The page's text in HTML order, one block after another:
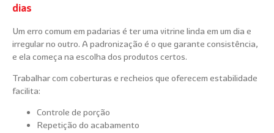
dias
Um erro comum em padarias é ter uma vitrine linda em um dia e
irregular no outro. A padronização é o que garante consistência,
e ela começa na escolha dos produtos certos.
Trabalhar com coberturas e recheios que oferecem estabilidade
facilita:
Controle de porção
Repetição do acabamento